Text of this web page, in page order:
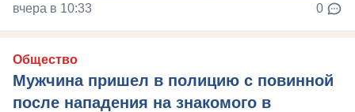
вчера в 10:33 0
Общество
Мужчина пришел в полицию с повинной
после нападения на знакомого в